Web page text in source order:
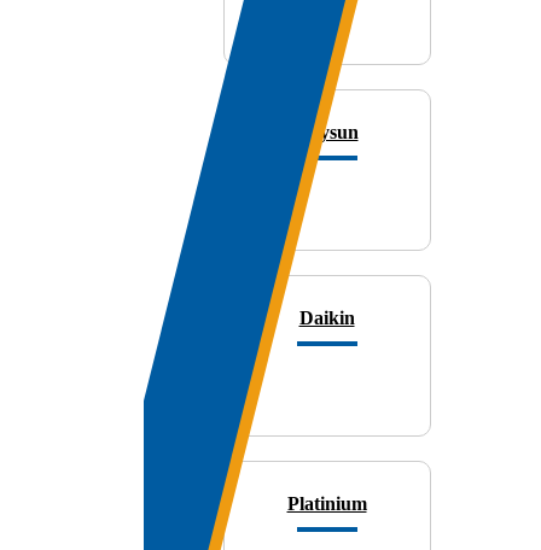
Kaysun
Daikin
Platinium